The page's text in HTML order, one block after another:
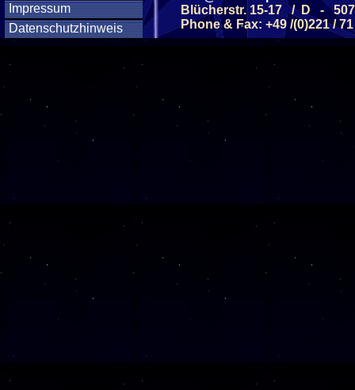
Impressum
Datenschutzhinweis
Diese
SAMSTAG
SAMSTAG
Blücherstr. 15-17 / D -
Phone & Fax: +49 /(0)221 /